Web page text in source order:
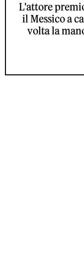
L'attore
il Messico a
volta la